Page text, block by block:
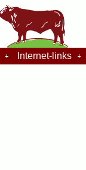
Internet-links